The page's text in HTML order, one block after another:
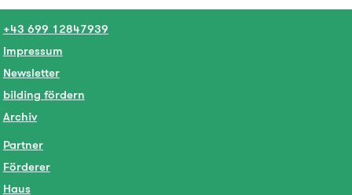
+43 699 12847939
Impressum
Newsletter
bilding fördern
Archiv
Partner
Förderer
Haus